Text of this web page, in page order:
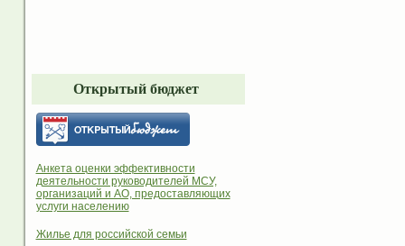
Открытый бюджет
Анкета оценки эффективности
деятельности руководителей МСУ,
организаций и АО, предоставляющих
услуги населению
Жилье для российской семьи